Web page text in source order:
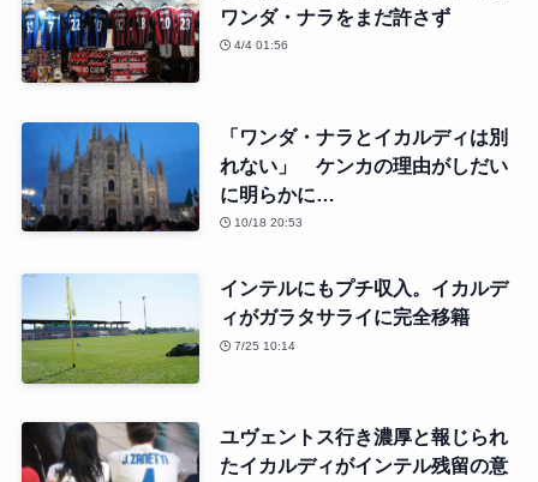
ワンダ・ナラをまだ許さず
4/4 01:56
「ワンダ・ナラとイカルディは別
れない」 ケンカの理由がしだい
に明らかに…
10/18 20:53
インテルにもプチ収入。イカルデ
ィがガラタサライに完全移籍
7/25 10:14
ユヴェントス行き濃厚と報じられ
たイカルディがインテル残留の意